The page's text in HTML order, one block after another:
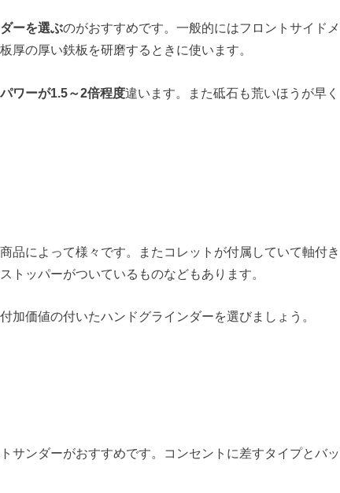
ーを選ぶのがおすすめです。一般的にはフロントサイドメ
厚の厚い鉄板を研磨するときに使います。
パワーが1.5～2倍程度違います。また砥石も荒いほうが早く
品によって様々です。またコレットが付属していて軸付き
トッパーがついているものなどもあります。
加価値の付いたハンドグラインダーを選びましょう。
サンダーがおすすめです。コンセントに差すタイプとバッ